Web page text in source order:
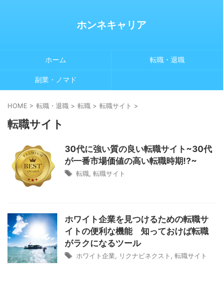
ホンネキャリア
ホーム 転職・退職
副業・ノマド
HOME > 転職・退職 > 転職 > 転職サイト >
転職サイト
30代に強い質の良い転職サイト~30代
が一番市場価値の高い転職時期!?~
転職 転職サイト
ホワイト企業を見つけるための転職サ
イトの便利な機能 知っておけば転職
がラクになるツール
ホワイト企業 リクナビネクスト 転職サイト